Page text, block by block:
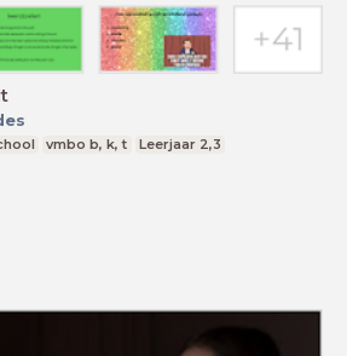
vmbo b, k, t Leerjaar 2,3